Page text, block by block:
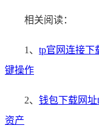
相关阅读：
1、 tp官网连接下
键操作
2、 钱包下载网
资产